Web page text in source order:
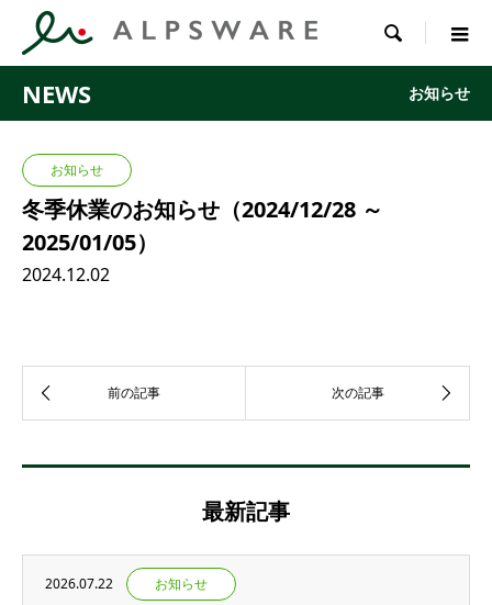

NEWS お知らせ
お知らせ
冬季休業のお知らせ（2024/12/28 ～
2025/01/05）
2024.12.02
最新記事
2026.07.22 お知らせ